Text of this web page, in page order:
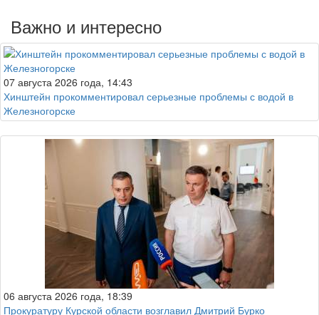
Важно и интересно
07 августа 2026 года, 14:43
Хинштейн прокомментировал серьезные проблемы с водой в
Железногорске
06 августа 2026 года, 18:39
Прокуратуру Курской области возглавил Дмитрий Бурко